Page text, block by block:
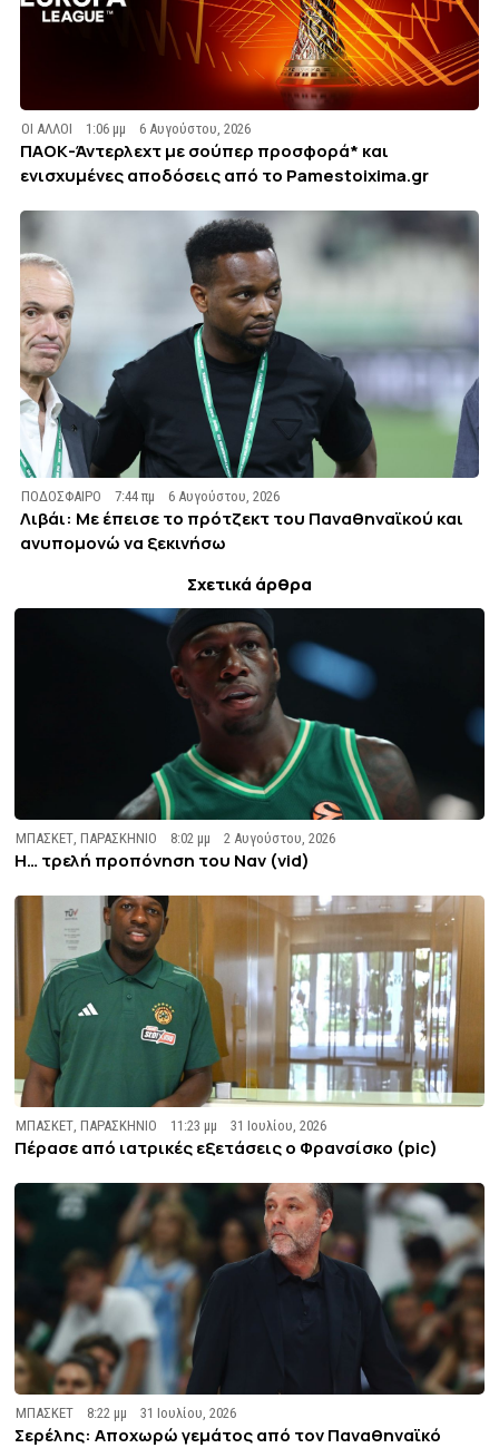
ΟΙ ΑΛΛΟΙ 1:06 μμ 6 Αυγούστου, 2026
ΠΑΟΚ-Άντερλεχτ με σούπερ προσφορά* και
ενισχυμένες αποδόσεις από το Pamestoixima.gr
ΠΟΔΟΣΦΑΙΡΟ 7:44 πμ 6 Αυγούστου, 2026
Λιβάι: Με έπεισε το πρότζεκτ του Παναθηναϊκού και
ανυπομονώ να ξεκινήσω
Σχετικά άρθρα
ΜΠΑΣΚΕΤ ,ΠΑΡΑΣΚΗΝΙΟ 8:02 μμ 2 Αυγούστου, 2026
Η… τρελή προπόνηση του Ναν (vid)
ΜΠΑΣΚΕΤ ,ΠΑΡΑΣΚΗΝΙΟ 11:23 μμ 31 Ιουλίου, 2026
Πέρασε από ιατρικές εξετάσεις ο Φρανσίσκο (pic)
ΜΠΑΣΚΕΤ 8:22 μμ 31 Ιουλίου, 2026
Σερέλης: Αποχωρώ γεμάτος από τον Παναθηναϊκό